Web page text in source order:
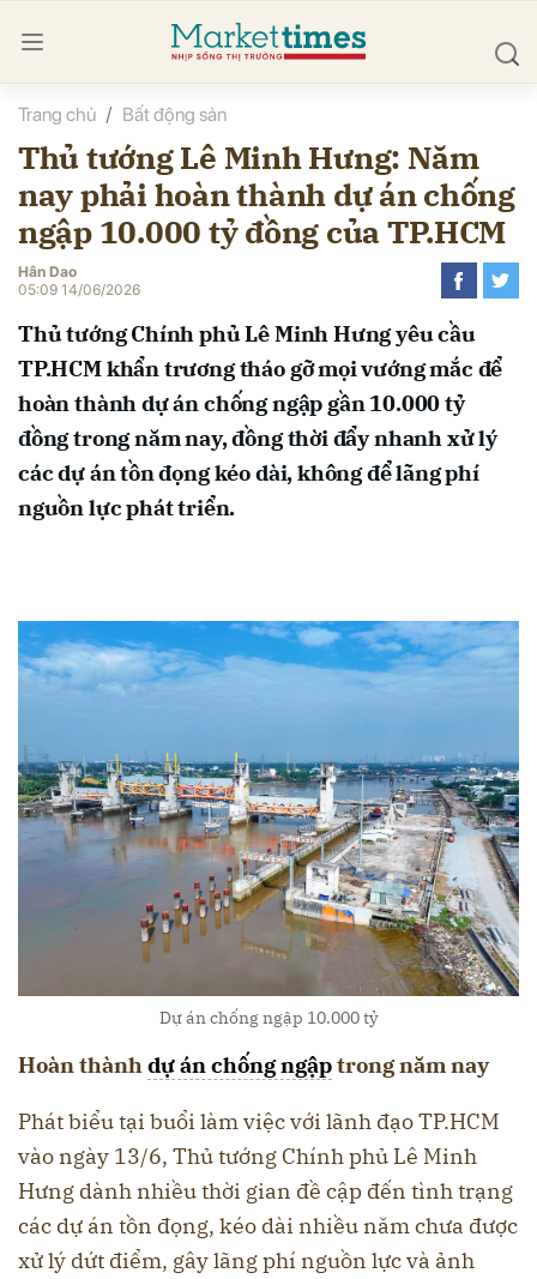
Trang chủ Bất động sản
Thủ tướng Lê Minh Hưng: Năm
nay phải hoàn thành dự án chống
ngập 10.000 tỷ đồng của TP.HCM
Hân Dao
05:09 14/06/2026
Thủ tướng Chính phủ Lê Minh Hưng yêu cầu
TP.HCM khẩn trương tháo gỡ mọi vướng mắc để
hoàn thành dự án chống ngập gần 10.000 tỷ
đồng trong năm nay, đồng thời đẩy nhanh xử lý
các dự án tồn đọng kéo dài, không để lãng phí
nguồn lực phát triển.
Dự án chống ngập 10.000 tỷ
Hoàn thànhdự án chống ngậptrong năm nay
Phát biểu tại buổi làm việc với lãnh đạo TP.HCM
vào ngày 13/6, Thủ tướng Chính phủ Lê Minh
Hưng dành nhiều thời gian đề cập đến tình trạng
các dự án tồn đọng, kéo dài nhiều năm chưa được
xử lý dứt điểm, gây lãng phí nguồn lực và ảnh
luận